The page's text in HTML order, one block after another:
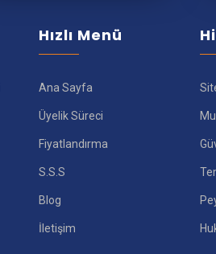
Hızlı Menü
Ana Sayfa
Üyelik Süreci
Fiyatlandırma
S.S.S
Blog
İletişim